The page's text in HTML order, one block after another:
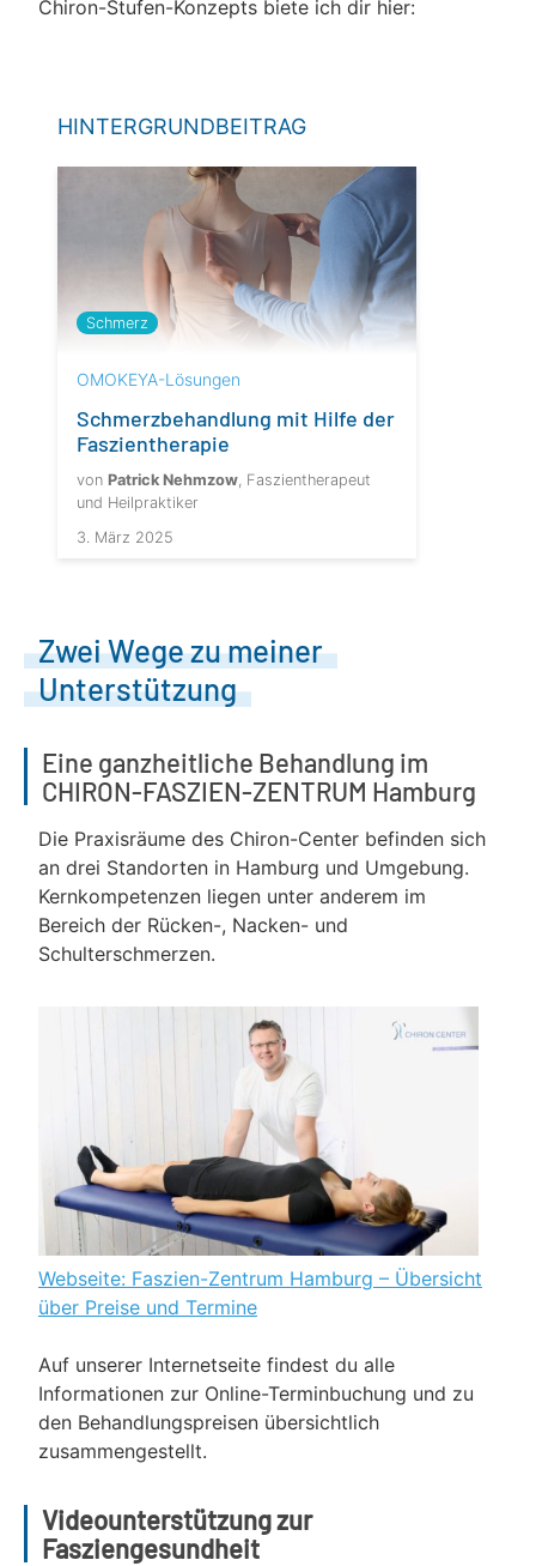
Chiron-Stufen-Konzepts biete ich dir hier:
HINTERGRUNDBEITRAG
Schmerz­
OMOKEYA-Lösungen
Schmerzbehandlung mit Hilfe der
Faszientherapie
von Patrick Nehmzow, Faszientherapeut
und Heilpraktiker
3. März 2025
Zwei Wege zu meiner
Unterstützung
Eine ganzheitliche Behandlung im
CHIRON-FASZIEN-ZENTRUM Hamburg
Die Praxisräume des Chiron-Center befinden sich
an drei Standorten in Hamburg und Umgebung.
Kernkompetenzen liegen unter anderem im
Bereich der Rücken-, Nacken- und
Schulterschmerzen.
Webseite: Faszien-Zentrum Hamburg – Übersicht
über Preise und Termine
Auf unserer Internetseite findest du alle
Informationen zur Online-Terminbuchung und zu
den Behandlungspreisen übersichtlich
zusammengestellt.
Videounterstützung zur
Fasziengesundheit